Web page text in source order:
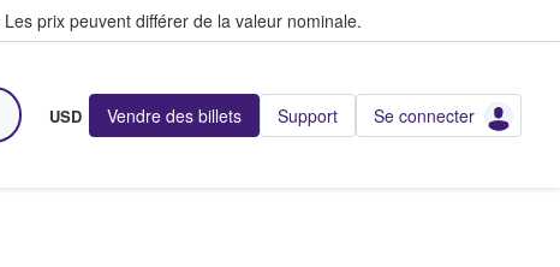
Les prix peuvent différer de la valeur nominale.
USD Vendre des billets Support Se connecter